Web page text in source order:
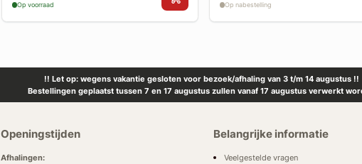
Op voorraad Op nabestelling
!! Let op: wegens vakantie gesloten voor bezoek/afhaling van 3 t/m 14 augustus !!
Bestellingen geplaatst tussen 7 en 17 augustus zullen vanaf 17 augustus verwerkt
Openingstijden
Afhalingen:
Belangrijke informatie
Veelgestelde vragen